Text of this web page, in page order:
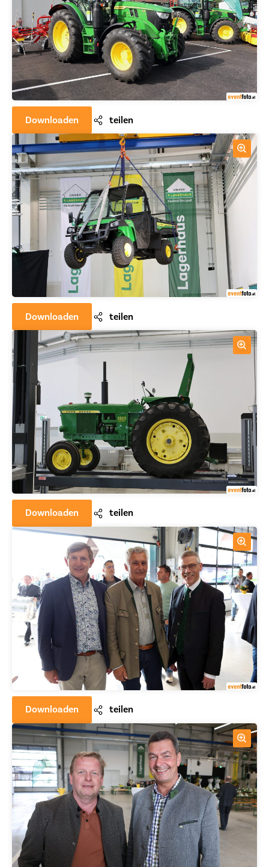
Downloaden teilen
Downloaden teilen
Downloaden teilen
Downloaden teilen